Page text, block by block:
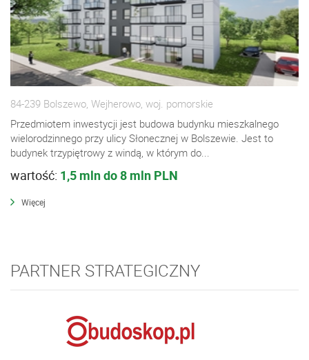
84-239 Bolszewo, Wejherowo, woj. pomorskie
Przedmiotem inwestycji jest budowa budynku mieszkalnego
wielorodzinnego przy ulicy Słonecznej w Bolszewie. Jest to
budynek trzypiętrowy z windą, w którym do...
wartość: 1,5 mln do 8 mln PLN
Więcej
PARTNER STRATEGICZNY